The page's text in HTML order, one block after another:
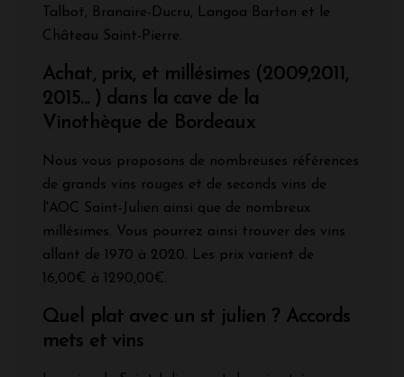
Talbot, Branaire-Ducru, Langoa Barton et le
Château Saint-Pierre.
Achat, prix, et millésimes (2009,2011,
2015... ) dans la cave de la
Vinothèque de Bordeaux
Nous vous proposons de nombreuses références
de grands vins rouges et de seconds vins de
l'AOC Saint-Julien ainsi que de nombreux
millésimes. Vous pourrez ainsi trouver des vins
allant de 1970 à 2020. Les prix varient de
16,00€ à 1290,00€.
Quel plat avec un st julien ? Accords
mets et vins